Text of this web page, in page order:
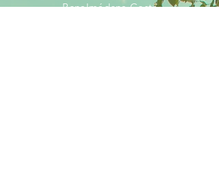
Benalmádena Costa